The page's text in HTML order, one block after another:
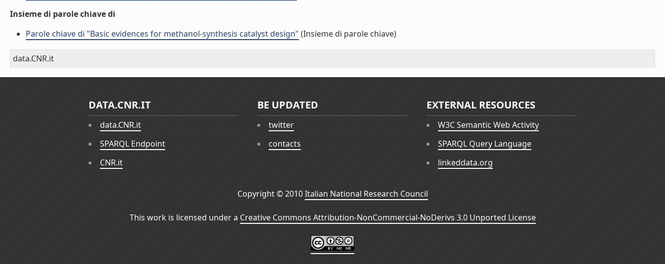
Insieme di parole chiave di
Parole chiave di "Basic evidences for methanol-synthesis catalyst design" (Insieme di parole chiave)
data.CNR.it
DATA.CNR.IT
data.CNR.it
SPARQL Endpoint
CNR.it
BE UPDATED
twitter
contacts
EXTERNAL RESOURCES
W3C Semantic Web Activity
SPARQL Query Language
linkeddata.org
Copyright © 2010Italian National Research Council
This work is licensed under a Creative Commons Attribution-NonCommercial-NoDerivs 3.0 Unported License